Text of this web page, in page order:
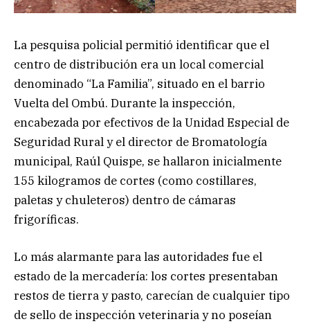
La pesquisa policial permitió identificar que el
centro de distribución era un local comercial
denominado “La Familia”, situado en el barrio
Vuelta del Ombú. Durante la inspección,
encabezada por efectivos de la Unidad Especial de
Seguridad Rural y el director de Bromatología
municipal, Raúl Quispe, se hallaron inicialmente
155 kilogramos de cortes (como costillares,
paletas y chuleteros) dentro de cámaras
frigoríficas.
Lo más alarmante para las autoridades fue el
estado de la mercadería: los cortes presentaban
restos de tierra y pasto, carecían de cualquier tipo
de sello de inspección veterinaria y no poseían